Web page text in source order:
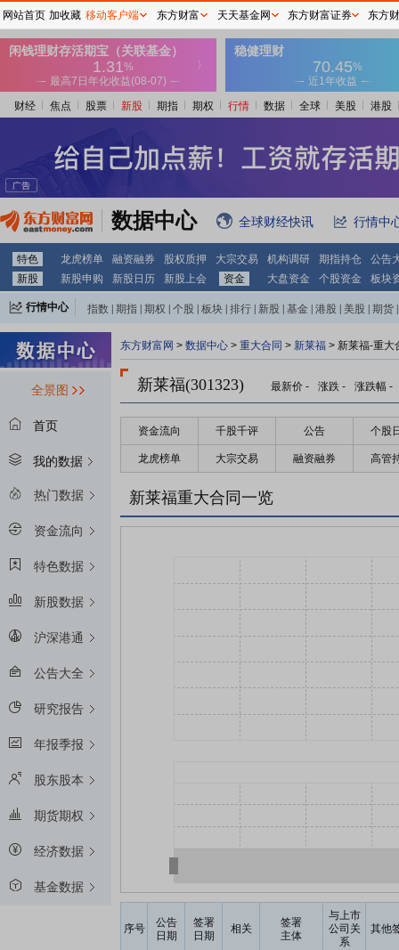
财经 焦点 股票 新股 期指 期权 行情 数据 全球 美股 港股
数据中心 全球财经快讯 行情中
特色 龙虎榜单 融资融券 股权质押 大宗交易 机构调研 期指持仓
公告
新股
新股申购 新股日历 新股上会 资金 大盘资金 个股资金 板块
行情中心 指数 期指 期权 个股 板块 排行 新股 基金 港股 美股 期货
全景图
首页
我的数据
热门数据
资金流向
特色数据
新股数据
沪深港通
公告大全
研究报告
年报季报
股东股本
期货期权
经济数据
基金数据
东方财富网 > 数据中心 > 重大合同 > 新莱福 > 新莱福-重大
新莱福(301323) 最新价 - 涨跌 - 涨跌幅 -
资金流向 千股千评 公告 个股
龙虎榜单 大宗交易 融资融券 高管
新莱福重大合同一览
序号
公告
日期
签署
日期
相关
签署
主体
与上市
公司关
系
其他
网站首页 加收藏 移动客户端 东方财富 天天基金网 东方财富证券 东方